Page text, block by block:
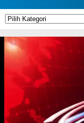
Kategori
Pemutar
Video